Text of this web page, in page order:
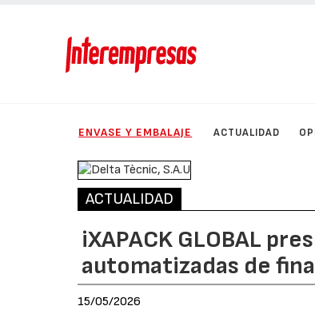
ENVASE Y EMBALAJE ACTUALIDAD
ACTUALIDAD
iXAPACK GLOBAL
automatizadas de
15/05/2026